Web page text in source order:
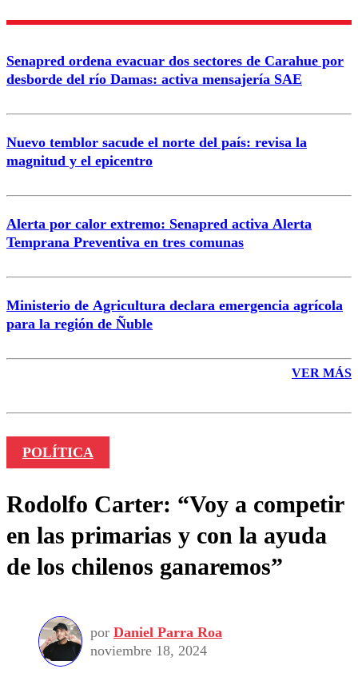
Correo
Senapred ordena evacuar dos sectores de Carahue por
desborde del río Damas: activa mensajería SAE
Nuevo temblor sacude el norte del país: revisa la
magnitud y el epicentro
Alerta por calor extremo: Senapred activa Alerta
Temprana Preventiva en tres comunas
Ministerio de Agricultura declara emergencia agrícola
para la región de Ñuble
VER MÁS
POLÍTICA
Rodolfo Carter: “Voy a competir
en las primarias y con la ayuda
de los chilenos ganaremos”
por Daniel Parra Roa
noviembre 18, 2024